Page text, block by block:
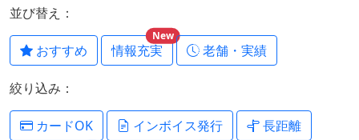
並び替え：
おすすめ 情報充実
New
老舗・実績
絞り込み：
カードOK インボイス発行
長距離